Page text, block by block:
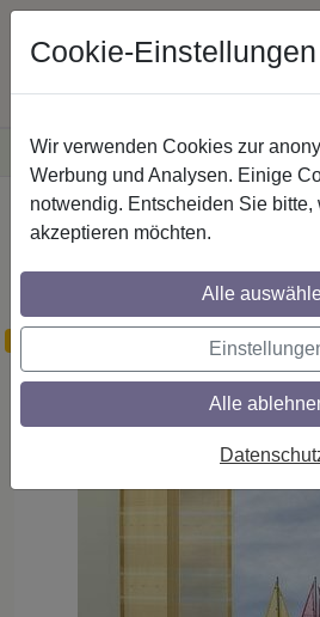
VersandkostenfreieLieferung
Sichere
Startseite Gardinen
Dessin Clarissa Fb. 58
Cookie-Einstellungen
Wir verwenden Cookies zur
Werbung und Analysen. Einige
notwendig. Entscheiden Sie
akzeptieren möchten.
Alle
Alle